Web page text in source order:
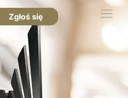
Zgłoś się